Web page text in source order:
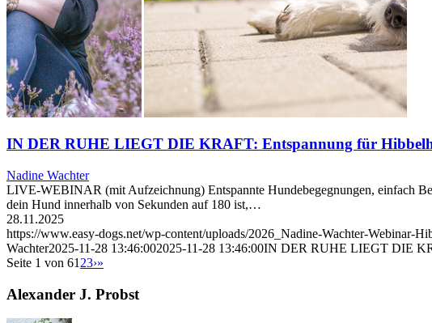
IN DER RUHE LIEGT DIE KRAFT: Entspannung für
Nadine Wachter
LIVE-WEBINAR (mit Aufzeichnung) Entspannte Hundebegegnungen, einfach
dein Hund innerhalb von Sekunden auf 180 ist,…
28.11.2025
https://www.easy-dogs.net/wp-content/uploads/2026_Nadine-Wachter-Webinar-
Wachter2025-11-28 13:46:002025-11-28 13:46:00IN DER RUHE LIEGT DIE
Seite 1 von 61 23›»
Alexander J. Probst